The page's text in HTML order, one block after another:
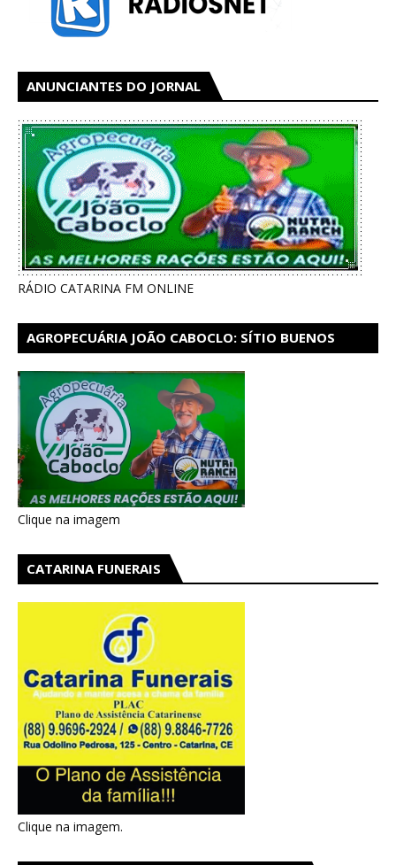
ANUNCIANTES DO JORNAL
RÁDIO CATARINA FM ONLINE
AGROPECUÁRIA JOÃO CABOCLO: SÍTIO BUENOS
Clique na imagem
CATARINA FUNERAIS
Clique na imagem.